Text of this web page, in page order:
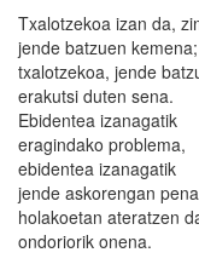
Txalotzekoa izan da,
jende batzuen kemena;
txalotzekoa, jende
erakutsi duten sena.
Ebidentea izanagatik
eragindako problema,
ebidentea izanagatik
jende askorengan
holakoetan ateratzen
ondoriorik onena.